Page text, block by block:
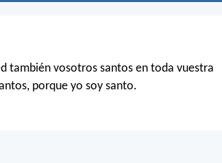
también vosotros santos en toda vuestra
porque yo soy santo.